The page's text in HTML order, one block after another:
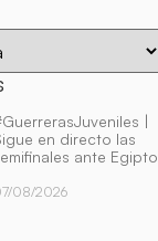
|
en directo las
ante Egipto
08/2026